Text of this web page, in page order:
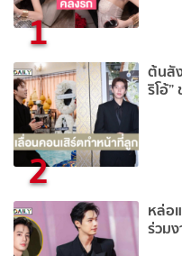
1
2
ต้นสั
ริโอ้
หล่อ
ร่วม